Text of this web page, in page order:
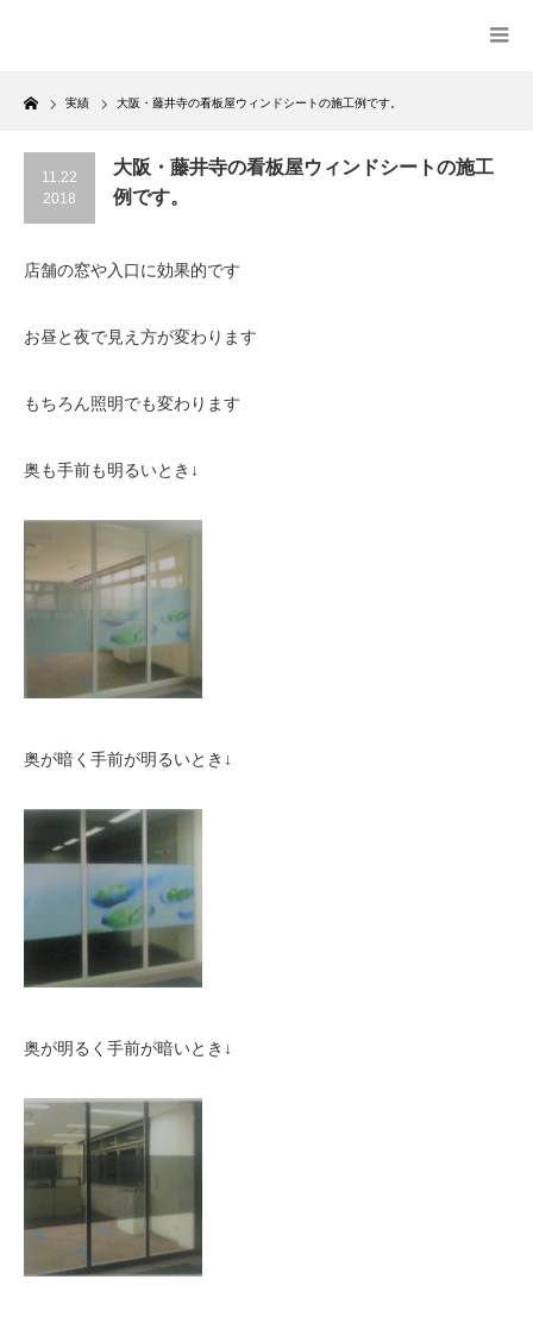
Home
実績 大阪・藤井寺の看板屋ウィンドシートの施工例です。
11.22
2018
大阪・藤井寺の看板屋ウィンドシートの施工
例です。
店舗の窓や入口に効果的です
お昼と夜で見え方が変わります
もちろん照明でも変わります
奥も手前も明るいとき↓
奥が暗く手前が明るいとき↓
奥が明るく手前が暗いとき↓